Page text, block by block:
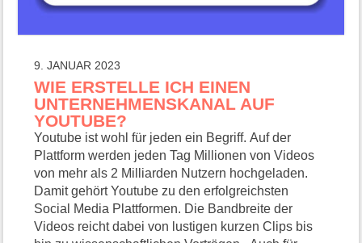
9. JANUAR 2023
WIE ERSTELLE ICH EINEN
UNTERNEHMENSKANAL AUF
YOUTUBE?
Youtube ist wohl für jeden ein Begriff. Auf der
Plattform werden jeden Tag Millionen von Videos
von mehr als 2 Milliarden Nutzern hochgeladen.
Damit gehört Youtube zu den erfolgreichsten
Social Media Plattformen. Die Bandbreite der
Videos reicht dabei von lustigen kurzen Clips bis